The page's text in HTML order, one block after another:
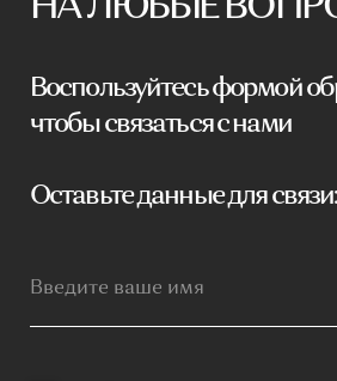
Я принимаю условия политики
Отправить заявку